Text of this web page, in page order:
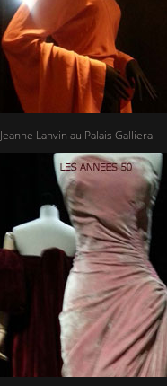
Jeanne Lanvin au Palais Galliera